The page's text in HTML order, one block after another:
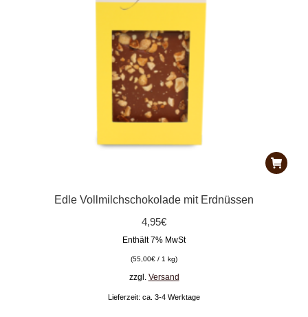
Edle Vollmilchschokolade mit Erdnüssen
4,95€
Enthält 7% MwSt
(55,00€ / 1 kg)
zzgl. Versand
Lieferzeit: ca. 3-4 Werktage